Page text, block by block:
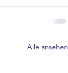
Alle ansehen